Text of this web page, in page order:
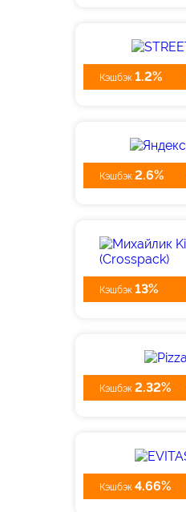
Кэшбэк 1.2%
Кэшбэк 2.6%
Кэшбэк 13%
Кэшбэк 2.32%
Кэшбэк 4.66%